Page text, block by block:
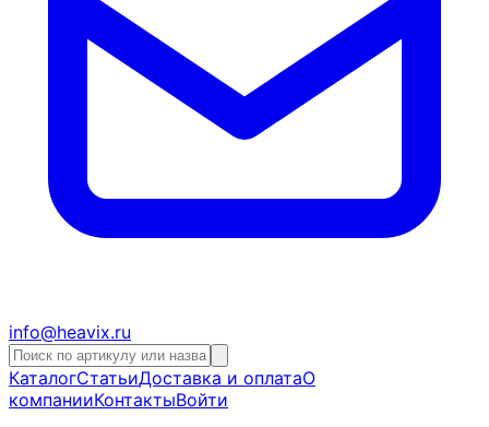
info@heavix.ru
КаталогСтатьиДоставка и оплатаО
компанииКонтактыВойти